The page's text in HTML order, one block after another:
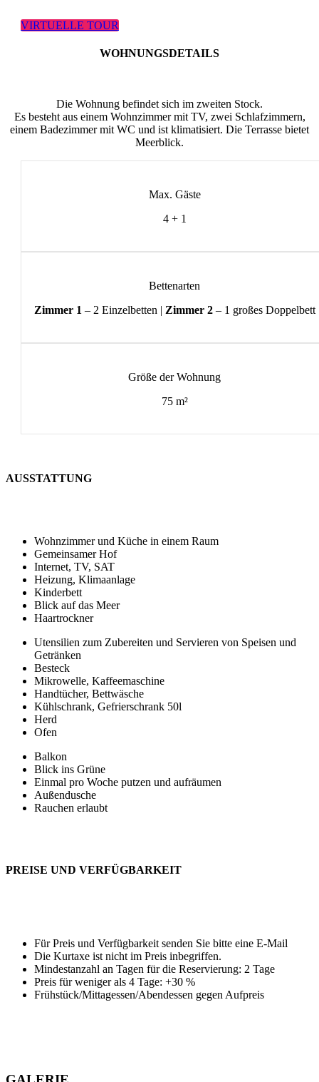
VIRTUELLE TOUR
WOHNUNGSDETAILS
Die Wohnung befindet sich im zweiten Stock.
Es besteht aus einem Wohnzimmer mit TV, zwei Schlafzimmern,
einem Badezimmer mit WC und ist klimatisiert. Die Terrasse bietet
Meerblick.
Max. Gäste
4 + 1
Bettenarten
Zimmer 1 – 2 Einzelbetten | Zimmer 2– 1 großes Doppelbett
Größe der Wohnung
75 m²
AUSSTATTUNG
Wohnzimmer und Küche in einem Raum
Gemeinsamer Hof
Internet, TV, SAT
Heizung, Klimaanlage
Kinderbett
Blick auf das Meer
Haartrockner
Utensilien zum Zubereiten und Servieren von Speisen und
Getränken
Besteck
Mikrowelle, Kaffeemaschine
Handtücher, Bettwäsche
Kühlschrank, Gefrierschrank 50l
Herd
Ofen
Balkon
Blick ins Grüne
Einmal pro Woche putzen und aufräumen
Außendusche
Rauchen erlaubt
PREISE UND VERFÜGBARKEIT
Für Preis und Verfügbarkeit senden Sie bitte eine E-Mail
Die Kurtaxe ist nicht im Preis inbegriffen.
Mindestanzahl an Tagen für die Reservierung: 2 Tage
Preis für weniger als 4 Tage: +30 %
Frühstück/Mittagessen/Abendessen gegen Aufpreis